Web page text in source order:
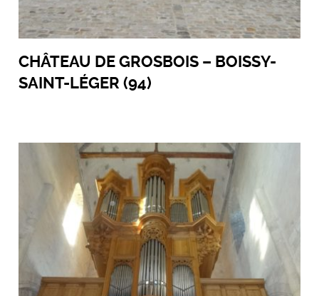
CHÂTEAU DE GROSBOIS – BOISSY-
SAINT-LÉGER (94)